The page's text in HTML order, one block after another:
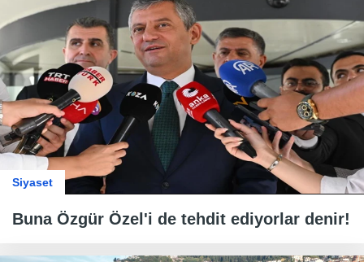
Siyaset
Buna Özgür Özel'i de tehdit ediyorlar denir!